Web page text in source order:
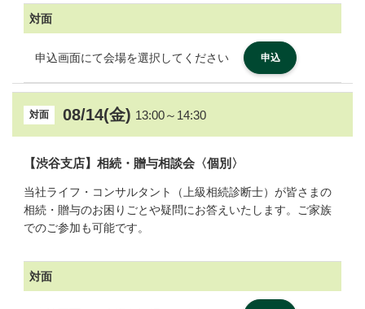
対面
申込画面にて会場を選択してください 申込
対面 08/14(金) 13:00～14:30
【渋谷支店】相続・贈与相談会〈個別〉
当社ライフ・コンサルタント（上級相続診断士）が皆さまの
相続・贈与のお困りごとや疑問にお答えいたします。ご家族
でのご参加も可能です。
対面